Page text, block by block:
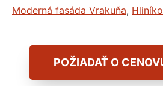
Moderná fasáda Vrakuňa,
POŽIADAŤ O